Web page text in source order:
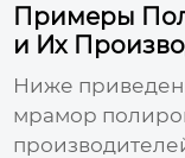
Примеры
и Их
Ниже
мрамор